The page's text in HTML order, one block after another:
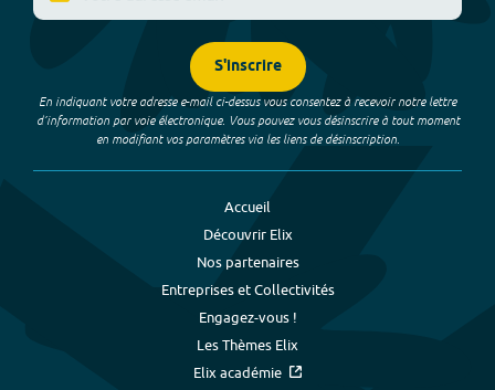
S'inscrire
En indiquant votre adresse e-mail ci-dessus vous consentez à recevoir notre lettre
d’information par voie électronique. Vous pouvez vous désinscrire à tout moment
en modifiant vos paramètres via les liens de désinscription.
Accueil
Découvrir Elix
Nos partenaires
Entreprises et Collectivités
Engagez-vous !
Les Thèmes Elix
Elix académie